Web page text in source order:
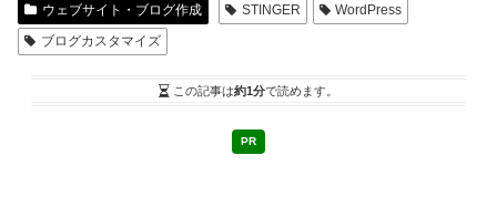
ウェブサイト・ブログ作成 STINGER
WordPress
ブログカスタマイズ
この記事は約1分で読めます。
PR